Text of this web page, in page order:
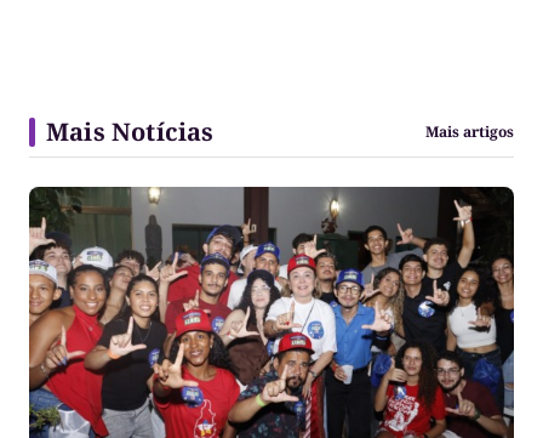
Mais Notícias Mais artigos